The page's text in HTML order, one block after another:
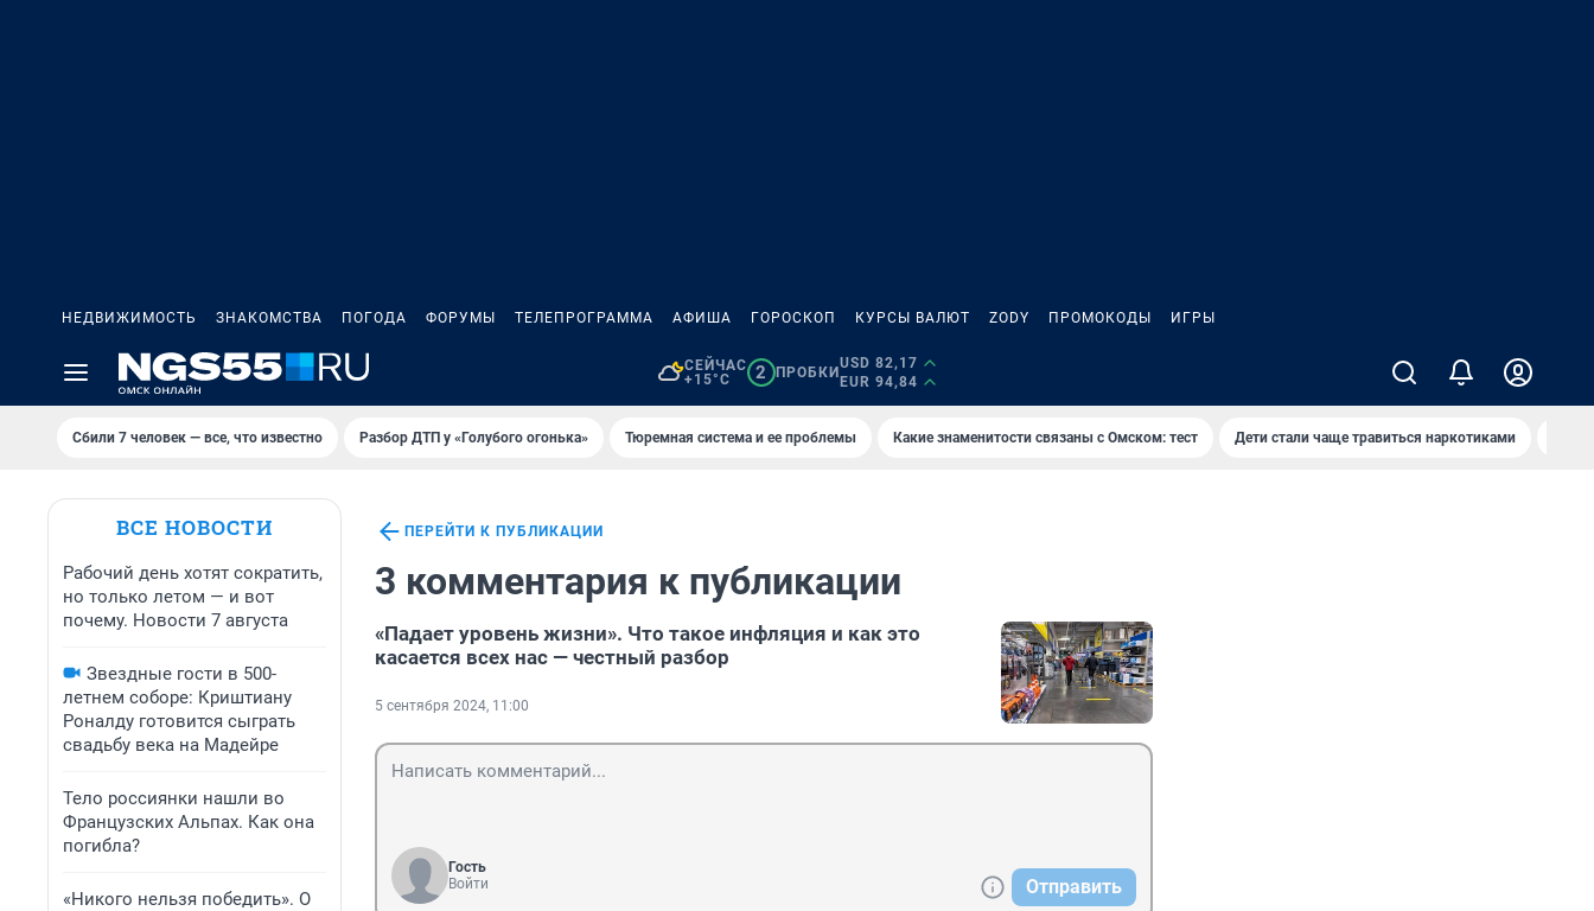
НЕДВИЖИМОСТЬ ЗНАКОМСТВА ПОГОДА ФОРУМЫ ТЕЛЕПРОГРАММА АФИША ГОРОСКОП КУРСЫ ВАЛЮТ ZODY ПРОМОКОДЫ ИГРЫ
СЕЙЧАС
+15°C
2 ПРОБКИ
USD 82,17
EUR 94,84
Сбили 7 человек — все, что известно Разбор ДТП у «Голубого огонька» Тюремная система и ее проблемы Какие знаменитости связаны с Омском: тест Дети стали чаще травиться наркотиками
ВСЕ НОВОСТИ
Рабочий день хотят сократить,
но только летом — и вот
почему. Новости 7 августа
Звездные гости в 500-
летнем соборе: Криштиану
Роналду готовится сыграть
свадьбу века на Мадейре
Тело россиянки нашли во
Французских Альпах. Как она
погибла?
«Никого нельзя победить». О
ПЕРЕЙТИ К ПУБЛИКАЦИИ
3 комментария к публикации
«Падает уровень жизни». Что такое инфляция и как это
касается всех нас — честный разбор
5 сентября 2024, 11:00
Гость
Войти
Отправить